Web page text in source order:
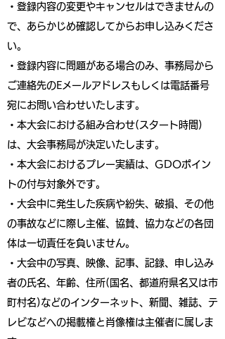
・登録内容の変更やキャンセルはできませんの
で、あらかじめ確認してからお申し込みくださ
い。
・登録内容に問題がある場合のみ、事務局から
ご連絡先のEメールアドレスもしくは電話番号
宛にお問い合わせいたします。
・本大会における組み合わせ(スタート時間)
は、大会事務局が決定いたします。
・本大会におけるプレー実績は、GDOポイン
トの付与対象外です。
・大会中に発生した疾病や紛失、破損、その他
の事故などに際し主催、協賛、協力などの各団
体は一切責任を負いません。
・大会中の写真、映像、記事、記録、申し込み
者の氏名、年齢、住所(国名、都道府県名又は市
町村名)などのインターネット、新聞、雑誌、テ
レビなどへの掲載権と肖像権は主催者に属しま